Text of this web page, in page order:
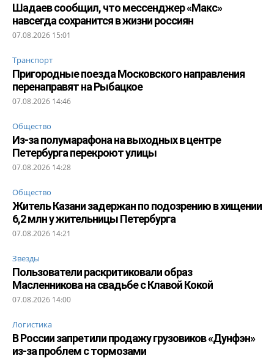
Шадаев сообщил, что мессенджер «Макс»
навсегда сохранится в жизни россиян
07.08.2026 15:01
Транспорт
Пригородные поезда Московского направления
перенаправят на Рыбацкое
07.08.2026 14:46
Общество
Из-за полумарафона на выходных в центре
Петербурга перекроют улицы
07.08.2026 14:28
Общество
Житель Казани задержан по подозрению в хищении
6,2 млн у жительницы Петербурга
07.08.2026 14:21
Звезды
Пользователи раскритиковали образ
Масленникова на свадьбе с Клавой Кокой
07.08.2026 14:00
Логистика
В России запретили продажу грузовиков «Дунфэн»
из-за проблем с тормозами